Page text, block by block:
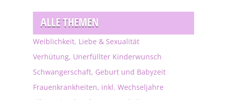
ALLE THEMEN
Weiblichkeit, Liebe & Sexualität
Verhütung, Unerfüllter Kinderwunsch
Schwangerschaft, Geburt und Babyzeit
Frauenkrankheiten, inkl. Wechseljahre